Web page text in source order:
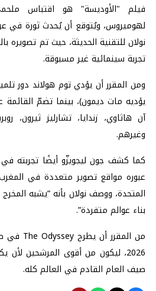
فيلم "الأوديسة" هو اقتباس
لهوميروس، ويُتوقع أن يُحدث ثورة في
تجربة سينمائية غير مسبوقة.
ومن المقرر أن يؤدي توم هولاند دور
يؤديه مات ديمون)، بينما تضمّ
آن هاثاوي، زندايا، تشارليز ثيرون،
وغيرهم.
كما كشف جون ليجويزّو أيضًا تجربته
عبوره مواقع تصوير متعددة في المغرب،
المتحدة، ووصف نولان بأنه “يشبه
بناء عوالم متفردة”.
2026، ليكون من أقوى المرشحين لأن
صيف العام القادم في العالم كله.